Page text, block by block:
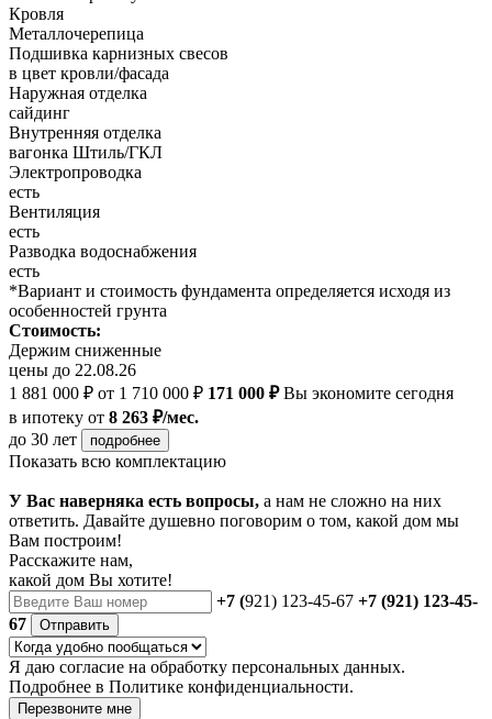
Кровля
Металлочерепица
Подшивка карнизных свесов
в цвет кровли/фасада
Наружная отделка
cайдинг
Внутренняя отделка
вагонка Штиль/ГКЛ
Электропроводка
есть
Вентиляция
есть
Разводка водоснабжения
есть
*Вариант и стоимость фундамента определяется исходя из
особенностей грунта
Стоимость:
Держим сниженные
цены до 22.08.26
1 881 000 ₽ от 1 710 000 ₽ 171 000 ₽Вы экономите сегодня
в ипотеку от 8 263 ₽/мес.
до 30 лет
подробнее
Показать всю комплектацию
У Вас наверняка есть вопросы, а нам не сложно на них
ответить. Давайте душевно поговорим о том, какой дом мы
Вам построим!
Расскажите нам,
какой дом Вы хотите!
+7 (921) 123-45-67 +7 (921) 123-45-
67
Отправить
Я даю согласие на обработку персональных данных.
Подробнее в Политике конфиденциальности.
Перезвоните мне